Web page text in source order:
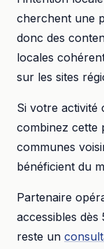
cherchent une
donc des
locales
sur les sites
Si votre activité
combinez cette
communes
bénéficient du
Partenaire
accessibles dès
reste un